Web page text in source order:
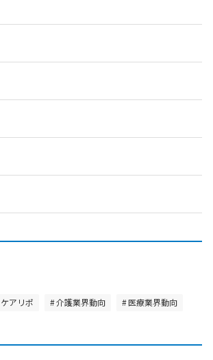
ケアリポ 介護業界動向 医療業界動向